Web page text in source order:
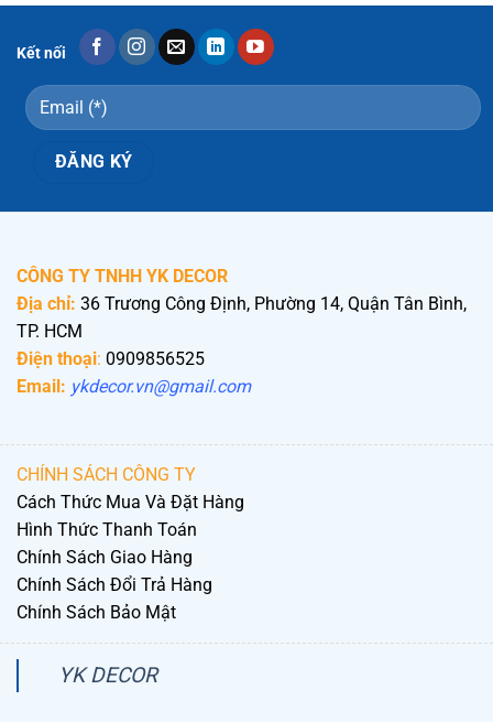
Kết nối
CÔNG TY TNHH YK DECOR
Địa chỉ: 36 Trương Công Định, Phường 14, Quận Tân Bình,
TP. HCM
Điện thoại: 0909856525
Email: ykdecor.vn@gmail.com
CHÍNH SÁCH CÔNG TY
Cách Thức Mua Và Đặt Hàng
Hình Thức Thanh Toán
Chính Sách Giao Hàng
Chính Sách Đổi Trả Hàng
Chính Sách Bảo Mật
YK DECOR